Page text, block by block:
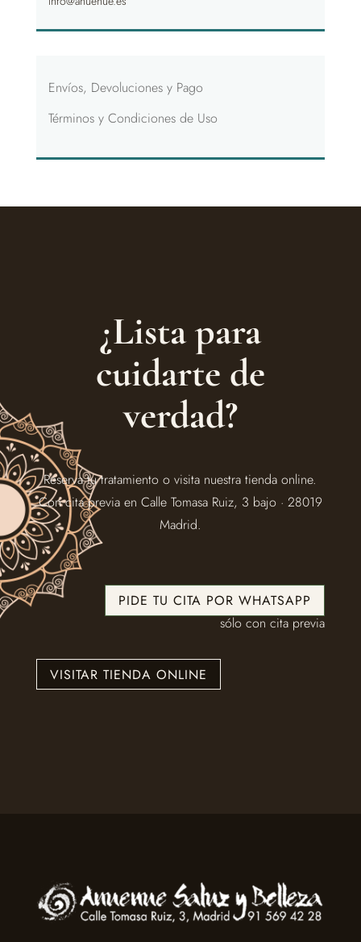
Envíos, Devoluciones y Pago
Términos y Condiciones de Uso
¿Lista para
cuidarte de
verdad?
Reserva tu tratamiento o visita nuestra tienda online.
Con cita previa en Calle Tomasa Ruiz, 3 bajo · 28019
Madrid.
PIDE TU CITA POR WHATSAPP
sólo con cita previa
VISITAR TIENDA ONLINE